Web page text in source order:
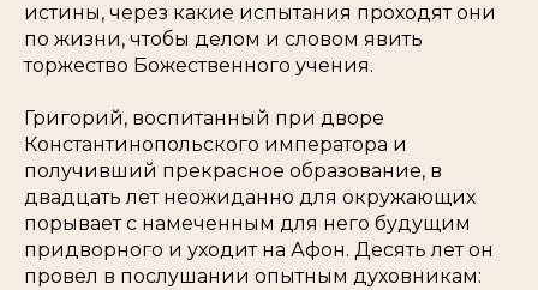
истины, через какие испытания проходят они
по жизни, чтобы делом и словом явить
торжество Божественного учения.
Григорий, воспитанный при дворе
Константинопольского императора и
получивший прекрасное образование, в
двадцать лет неожиданно для окружающих
порывает с намеченным для него будущим
придворного и уходит на Афон. Десять лет он
провел в послушании опытным духовникам: